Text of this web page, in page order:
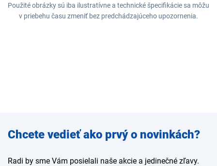
Použité obrázky sú iba ilustratívne a technické špecifikácie sa môžu
v priebehu času zmeniť bez predchádzajúceho upozornenia.
Zadajte
e-mail
Chcete vedieť ako prvý o novinkách?
Radi by sme Vám posielali naše akcie a jedinečné zľavy.